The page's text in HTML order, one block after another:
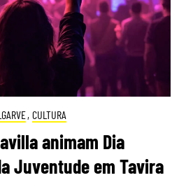
, CULTURA
animam Dia
Juventude em Tavira